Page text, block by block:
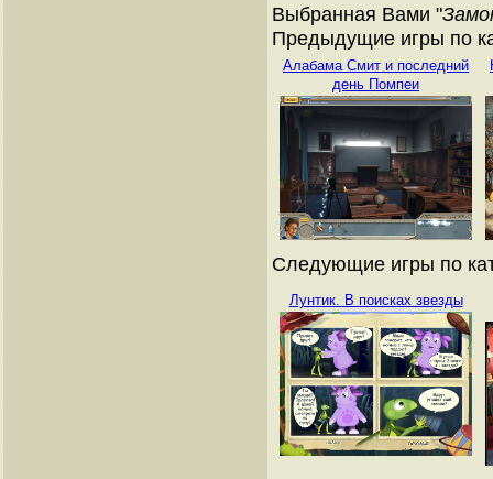
Выбранная Вами "
Предыдущие игры по
Алабама Смит и последний
день Помпеи
Следующие игры по
Лунтик. В поисках звезды